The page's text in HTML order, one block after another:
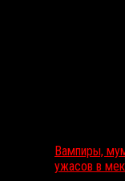
Вампиры,
ужасов в